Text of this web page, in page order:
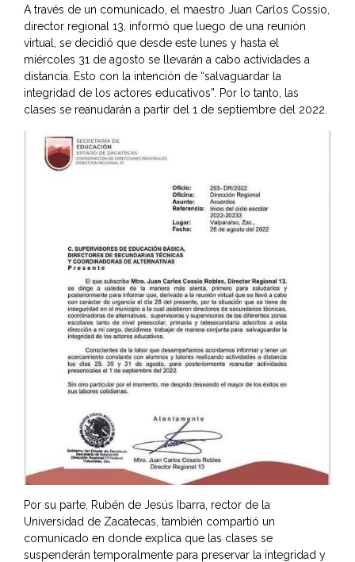
A través de un comunicado, el maestro Juan Carlos Cossio,
director regional 13, informó que luego de una reunión
virtual, se decidió que desde este lunes y hasta el
miércoles 31 de agosto se llevarán a cabo actividades a
distancia. Esto con la intención de “salvaguardar la
integridad de los actores educativos”. Por lo tanto, las
clases se reanudarán a partir del 1 de septiembre del 2022.
Por su parte, Rubén de Jesús Ibarra, rector de la
Universidad de Zacatecas, también compartió un
comunicado en donde explica que las clases se
suspenderán temporalmente para preservar la integridad y